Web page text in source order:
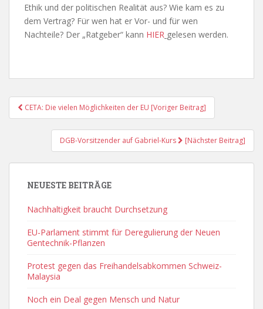
Ethik und der politischen Realität aus? Wie kam es zu
dem Vertrag? Für wen hat er Vor- und für wen
Nachteile? Der „Ratgeber“ kann HIER gelesen werden.
Post
Navigation
CETA: Die vielen Möglichkeiten der EU [Voriger Beitrag]
DGB-Vorsitzender auf Gabriel-Kurs [Nächster Beitrag]
NEUESTE BEITRÄGE
Nachhaltigkeit braucht Durchsetzung
EU-Parlament stimmt für Deregulierung der Neuen
Gentechnik-Pflanzen
Protest gegen das Freihandelsabkommen Schweiz-
Malaysia
Noch ein Deal gegen Mensch und Natur